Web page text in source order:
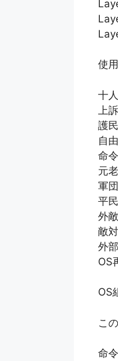
使
十
上
護民
自
命
元
軍団
平民
外敵
敵
外
OS
OS
こ
命